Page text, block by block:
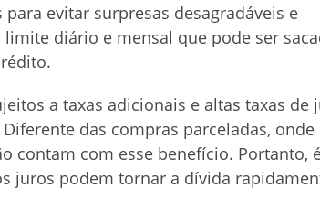
evitar surpresas desagradáveis e
diário e mensal que pode ser
a taxas adicionais e altas taxas de
das compras parceladas, onde
contam com esse benefício. Portanto,
juros podem tornar a dívida